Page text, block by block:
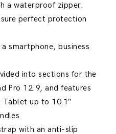
a waterproof zipper.
perfect protection
smartphone, business
into sections for the
Pro 12.9, and features
up to 10.1″
with an anti-slip